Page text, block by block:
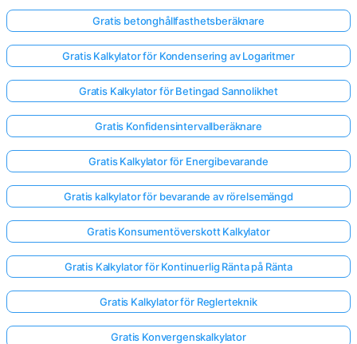
Gratis betonghållfasthetsberäknare
Gratis Kalkylator för Kondensering av Logaritmer
Gratis Kalkylator för Betingad Sannolikhet
Gratis Konfidensintervallberäknare
Gratis Kalkylator för Energibevarande
Gratis kalkylator för bevarande av rörelsemängd
Gratis Konsumentöverskott Kalkylator
Gratis Kalkylator för Kontinuerlig Ränta på Ränta
Gratis Kalkylator för Reglerteknik
Gratis Konvergenskalkylator